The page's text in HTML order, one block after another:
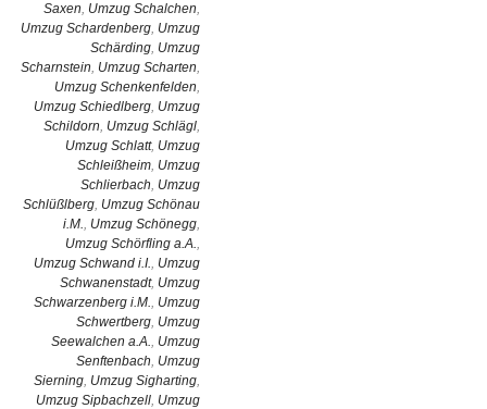
Saxen, Umzug Schalchen,
Umzug Schardenberg, Umzug
Schärding, Umzug
Scharnstein, Umzug Scharten,
Umzug Schenkenfelden,
Umzug Schiedlberg, Umzug
Schildorn, Umzug Schlägl,
Umzug Schlatt, Umzug
Schleißheim, Umzug
Schlierbach, Umzug
Schlüßlberg, Umzug Schönau
i.M., Umzug Schönegg,
Umzug Schörfling a.A.,
Umzug Schwand i.I., Umzug
Schwanenstadt, Umzug
Schwarzenberg i.M., Umzug
Schwertberg, Umzug
Seewalchen a.A., Umzug
Senftenbach, Umzug
Sierning, Umzug Sigharting,
Umzug Sipbachzell, Umzug